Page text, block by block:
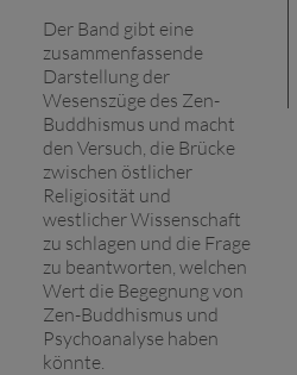
Der Band gibt eine
zusammenfassende
Darstellung der
Wesenszüge des Zen-
Buddhismus und macht
den Versuch, die Brücke
zwischen östlicher
Religiosität und
westlicher Wissenschaft
zu schlagen und die Frage
zu beantworten, welchen
Wert die Begegnung von
Zen-Buddhismus und
Psychoanalyse haben
könnte.